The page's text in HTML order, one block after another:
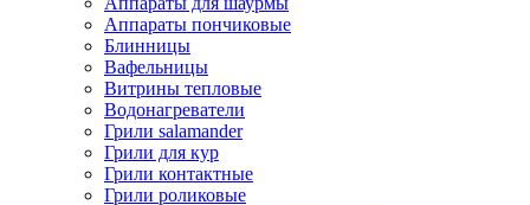
Аппараты пончиковые
Блинницы
Вафельницы
Витрины тепловые
Водонагреватели
Грили salamander
Грили для кур
Грили контактные
Грили роликовые